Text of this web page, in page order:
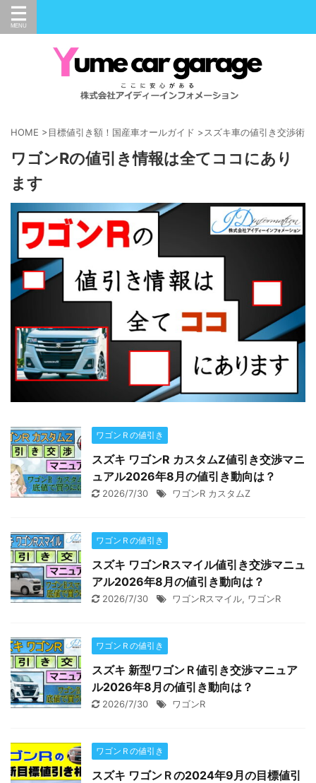
HOME >目標値引き額！国産車オールガイド >スズキ車の値引き交渉術
ワゴンRの値引き情報は全てココにあり
ます
ワゴンＲの値引き
スズキ ワゴンR カスタムZ値引き交渉マニ
ュアル2026年8月の値引き動向は？
2026/7/30 ワゴンR カスタムZ
ワゴンＲの値引き
スズキ ワゴンRスマイル値引き交渉マニュ
アル2026年8月の値引き動向は？
2026/7/30 ワゴンRスマイル, ワゴンR
ワゴンＲの値引き
スズキ 新型ワゴンＲ値引き交渉マニュア
ル2026年8月の値引き動向は？
2026/7/30 ワゴンR
ワゴンＲの値引き
スズキ ワゴンＲの2024年9月の目標値引